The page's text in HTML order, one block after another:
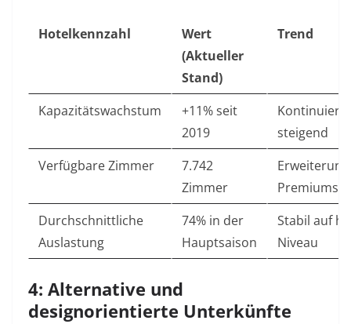
Hotelkennzahl
Wert
(Aktueller
Stand)
Trend
Kapazitätswachstum
+11% seit
2019
steigend
Verfügbare Zimmer
7.742
Zimmer
Durchschnittliche
Auslastung
74% in der
Hauptsaison
Stabil auf
Niveau
4: Alternative und
designorientierte Unterkünfte